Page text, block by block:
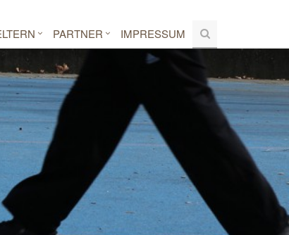
PARTNER IMPRESSUM